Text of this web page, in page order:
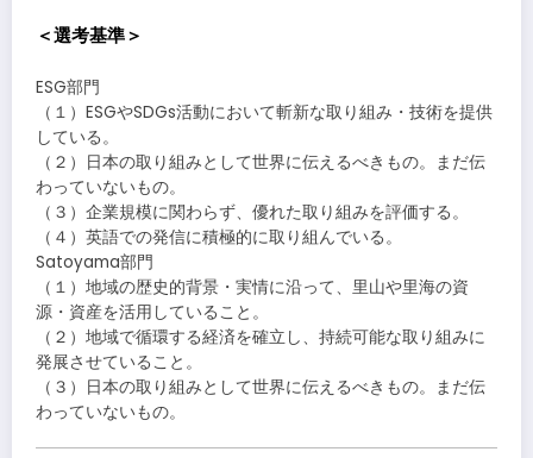
＜選考基準＞
ESG部⾨
（１）ESGやSDGs活動において斬新な取り組み・技術を提供
している。
（２）⽇本の取り組みとして世界に伝えるべきもの。まだ伝
わっていないもの。
（３）企業規模に関わらず、優れた取り組みを評価する。
（４）英語での発信に積極的に取り組んでいる。
Satoyama部⾨
（１）地域の歴史的背景・実情に沿って、⾥⼭や⾥海の資
源・資産を活⽤していること。
（２）地域で循環する経済を確⽴し、持続可能な取り組みに
発展させていること。
（３）⽇本の取り組みとして世界に伝えるべきもの。まだ伝
わっていないもの。